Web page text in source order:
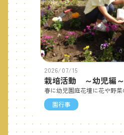
2026/07/15
栽培活動 ～幼児編～
園行事